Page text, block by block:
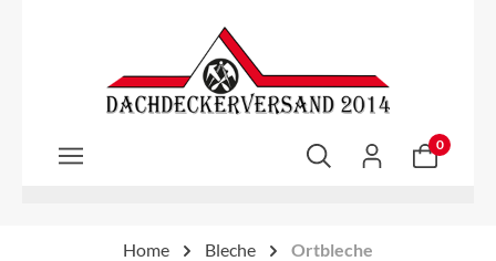
Zum Hauptinhalt springen
0
Home Bleche Ortbleche